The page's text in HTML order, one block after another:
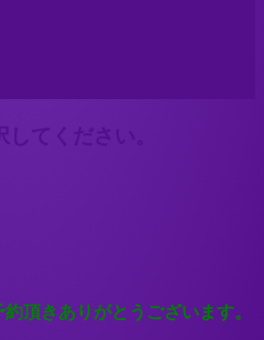
してください。
頂きありがとうございます。